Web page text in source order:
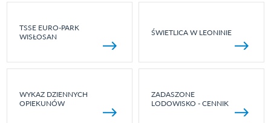
TSSE EURO-PARK
WISŁOSAN
ŚWIETLICA W LEONINIE
WYKAZ DZIENNYCH
OPIEKUNÓW
ZADASZONE
LODOWISKO - CENNIK